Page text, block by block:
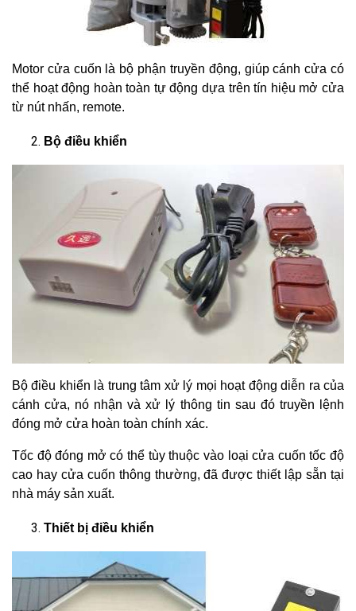
Motor cửa cuốn là bộ phận truyền động, giúp cánh cửa có
thể hoạt động hoàn toàn tự động dựa trên tín hiệu mở cửa
từ nút nhấn, remote.
Bộ điều khiển
Bộ điều khiển là trung tâm xử lý mọi hoạt động diễn ra của
cánh cửa, nó nhận và xử lý thông tin sau đó truyền lệnh
đóng mở cửa hoàn toàn chính xác.
Tốc độ đóng mở có thể tùy thuộc vào loại cửa cuốn tốc độ
cao hay cửa cuốn thông thường, đã được thiết lập sẵn tại
nhà máy sản xuất.
Thiết bị điều khiển